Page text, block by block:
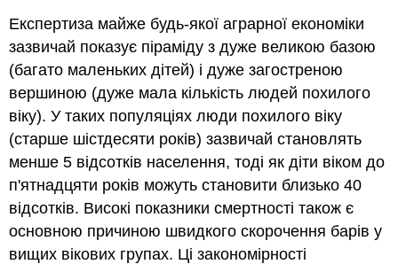
Експертиза майже будь-якої аграрної економіки
зазвичай показує піраміду з дуже великою базою
(багато маленьких дітей) і дуже загостреною
вершиною (дуже мала кількість людей похилого
віку). У таких популяціях люди похилого віку
(старше шістдесяти років) зазвичай становлять
менше 5 відсотків населення, тоді як діти віком до
п'ятнадцяти років можуть становити близько 40
відсотків. Високі показники смертності також є
основною причиною швидкого скорочення барів у
вищих вікових групах. Ці закономірності